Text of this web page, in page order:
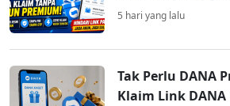
5 hari yang lalu
Tak Perlu DANA
Klaim Link DANA